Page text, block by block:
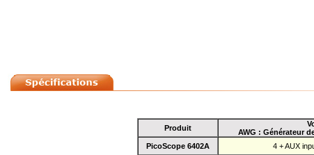
Produit
AWG : Générateur
PicoScope 6402A 4 + AUX